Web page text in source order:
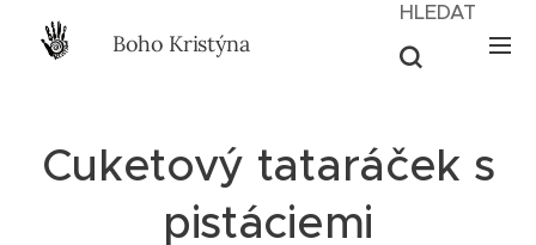
Boho Kristýna
HLEDAT
Cuketový tataráček s
pistáciemi